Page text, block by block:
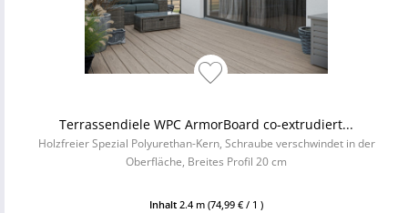
Terrassendiele WPC ArmorBoard co-extrudiert...
Holzfreier Spezial Polyurethan-Kern, Schraube verschwindet in der
Oberfläche, Breites Profil 20 cm
Inhalt 2.4 m (74,99 € / 1 )